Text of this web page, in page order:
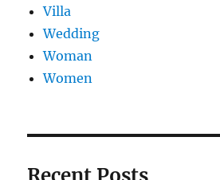
Villa
Wedding
Woman
Women